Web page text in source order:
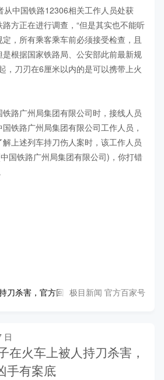
从中国铁路12306相关工作人员处获
方正在进行调查，“但是其实也不能听
，所有乘客乘车前必须接受检查，且
根据国家铁路局、公安部此前最新规
，刀刃在6厘米以内的是可以携带上火
路广州局集团有限公司时，接线人员
铁路广州局集团有限公司工作人员，
上述列车持刀伤人案时，该工作人员
国铁路广州局集团有限公司)，你打错
刀杀害，官方回应：案件正在调查
极目新闻 官方百家号
日
在火车上被人持刀杀害，
手有案底